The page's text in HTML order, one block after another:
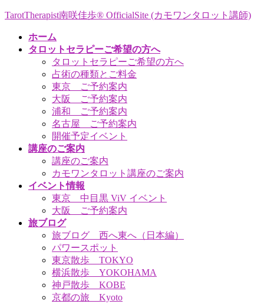
コ
ナ
TarotTherapist南咲佳歩® OfficialSite (カモワンタロット講師)
ホーム
タロットセラピーご希望の方へ
タロットセラピーご希望の方へ
占術の種類とご料金
東京 ご予約案内
大阪 ご予約案内
浦和 ご予約案内
名古屋 ご予約案内
開催予定イベント
講座のご案内
講座のご案内
カモワンタロット講座のご案内
イベント情報
東京 中目黒 ViV イベント
大阪 ご予約案内
旅ブログ
旅ブログ 西へ東へ（日本編）
パワースポット
東京散歩 TOKYO
横浜散歩 YOKOHAMA
神戸散歩 KOBE
京都の旅 Kyoto